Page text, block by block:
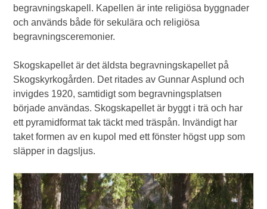
begravningskapell. Kapellen är inte religiösa byggnader
och används både för sekulära och religiösa
begravningsceremonier.
Skogskapellet är det äldsta begravningskapellet på
Skogskyrkogården. Det ritades av Gunnar Asplund och
invigdes 1920, samtidigt som begravningsplatsen
började användas. Skogskapellet är byggt i trä och har
ett pyramidformat tak täckt med träspån. Invändigt har
taket formen av en kupol med ett fönster högst upp som
släpper in dagsljus.